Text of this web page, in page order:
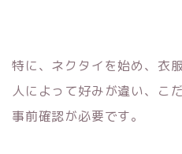
特に、ネクタイを始め、衣
人によって好みが違い、こ
事前確認が必要です。